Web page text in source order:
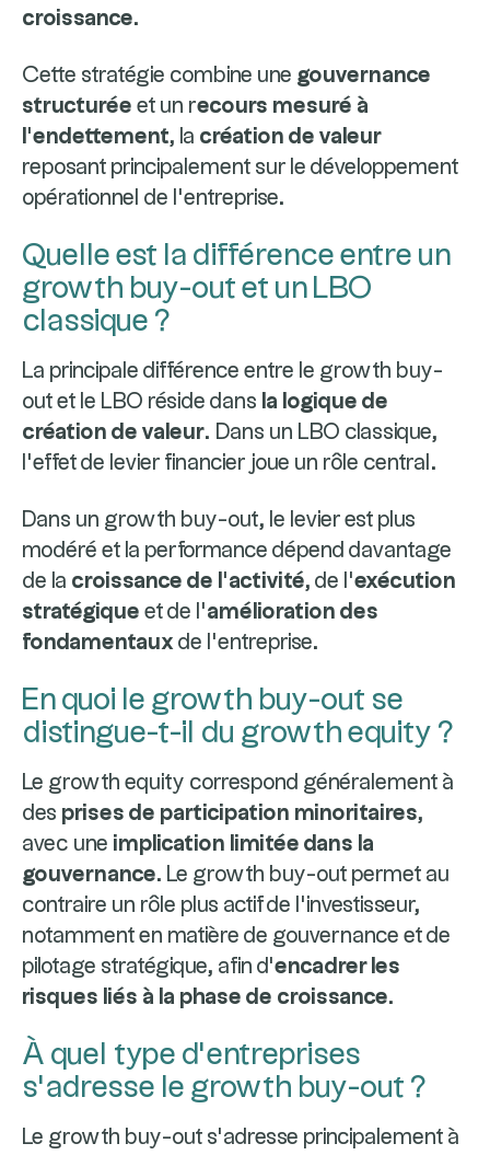
croissance.
Cette stratégie combine une gouvernance
structurée et un recours mesuré à
l’endettement, la création de valeur
reposant principalement sur le développement
opérationnel de l’entreprise.
Quelle est la différence entre un
growth buy-out et un LBO
classique ?
La principale différence entre le growth buy-
out et le LBO réside dans la logique de
création de valeur. Dans un LBO classique,
l’effet de levier financier joue un rôle central.
Dans un growth buy-out, le levier est plus
modéré et la performance dépend davantage
de la croissance de l’activité, de l’exécution
stratégique et de l’amélioration des
fondamentaux de l’entreprise.
En quoi le growth buy-out se
distingue-t-il du growth equity ?
Le growth equity correspond généralement à
des prises de participation minoritaires,
avec une implication limitée dans la
gouvernance. Le growth buy-out permet au
contraire un rôle plus actif de l’investisseur,
notamment en matière de gouvernance et de
pilotage stratégique, afin d’encadrer les
risques liés à la phase de croissance.
À quel type d’entreprises
s’adresse le growth buy-out ?
Le growth buy-out s’adresse principalement à